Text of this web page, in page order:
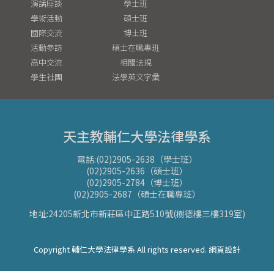
演講座談
學術活動
國際交流
活動參訪
高中交流
學生社團
學士班
碩士班
博士班
碩士在職專班
相關法規
法學英文字彙
天主教輔仁大學法律學系
電話:(02)2905-2638（學士班）
(02)2905-2636（碩士班）
(02)2905-2784（博士班）
(02)2905-2687（碩士在職專班）
地址:24205新北市新莊區中正路510號(樹德樓三樓319室)
Copyright 輔仁大學法律學系 All rights reserved. 網頁設計